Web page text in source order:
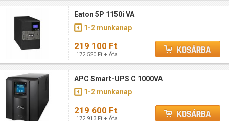
Eaton 5P 1150i VA
1-2 munkanap
219 100 Ft
172 520 Ft + Áfa
APC Smart-UPS C 1000VA
1-2 munkanap
219 600 Ft
172 913 Ft + Áfa